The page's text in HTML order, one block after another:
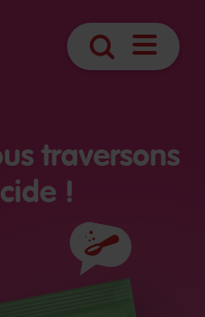
RechercheOuvrir
traversons
!
Ingrédients